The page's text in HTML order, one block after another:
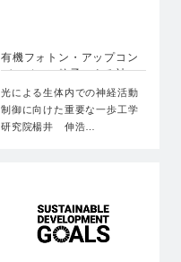
有機フォトン・アップコン
バージョン粒子による神
経…
光による生体内での神経活動
制御に向けた重要な一歩工学
研究院楊井 伸浩…